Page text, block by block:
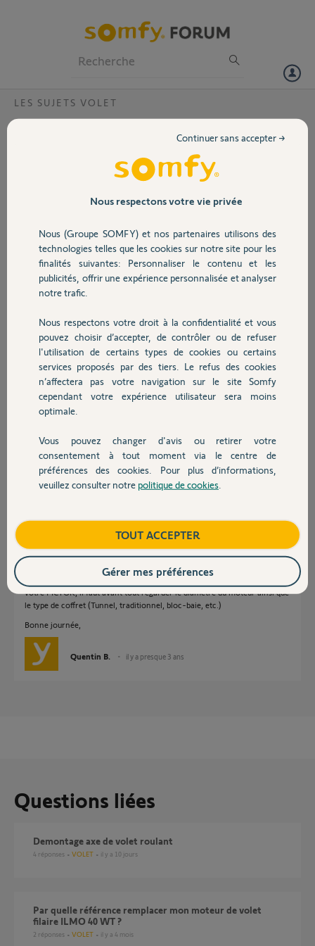
Volet
Sécurité
Domotique
Chauffage
Autres produits
Devis avec un pro
Contact
LES SUJETS VOLET
Remplacement volet pictor 9/16 170w
Nouvellement inscrit sur le forum,
je cherche un moteur ou un kit de
remplacement pour un moteur de
volet roulant Pictour 6/16 en 170w.
éventuel kit de conversion?
Merci de votre aide
Merci,
il y a presque 3 ans
Participer au fil de discussion
Réponses
Bonjour Cyril,
Pour connaitre la compatibilité d'un kit de remplacement à la place de
votre PICTOR, il faut avant tout regarder le diamètre du moteur ainsi que
le type de coffret (Tunnel, traditionnel, bloc-baie, etc.)
Bonne journée,
Quentin B. il y a presque 3 ans
Questions liées
Demontage axe de volet roulant
4 réponses VOLET il y a 10 jours
Par quelle référence remplacer mon moteur de volet
filaire ILMO 40 WT ?
2 réponses VOLET il y a 4 mois
Nous respectons votre vie privée
Nous (Groupe SOMFY) et nos partenaires utilisons des
technologies telles que les cookies sur notre site pour les
finalités suivantes: Personnaliser le contenu et les
publicités, offrir une expérience personnalisée et analyser
notre trafic.
Nous respectons votre droit à la confidentialité et vous
pouvez choisir d’accepter, de contrôler ou de refuser
l'utilisation de certains types de cookies ou certains
services proposés par des tiers. Le refus des cookies
n’affectera pas votre navigation sur le site Somfy
cependant votre expérience utilisateur sera moins
optimale.
Vous pouvez changer d'avis ou retirer votre
consentement à tout moment via le centre de
préférences des cookies. Pour plus d’informations,
veuillez consulter notre politique de cookies
Continuer sans accepter →
TOUT ACCEPTER
Gérer mes préférences